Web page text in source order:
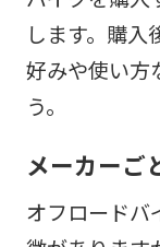
します。購入
好みや使い方
う。
メーカーご
オフロードバ